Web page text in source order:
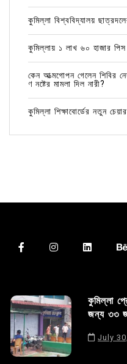
কুমিল্লা বিশ্ববিদ্যালয়
কুমিল্লায় ১ লাখ ৬০ হাজার
কেন আত্মগোপন গেলেন শিবির
ণ নষ্টের মামলা দিল নারী?
কুমিল্লা শিক্ষাবোর্ডের নতুন
কুমিল্লা
জন্য ৩৩
July